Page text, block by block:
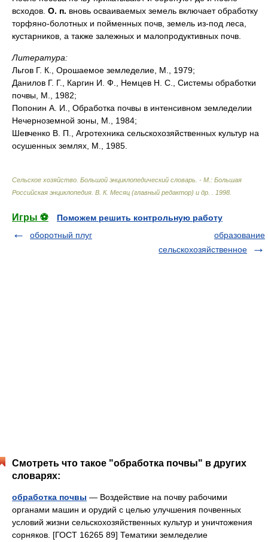
всходов. О. п. вновь осваиваемых земель включает обработку
торфяно-болотных и пойменных почв, земель из-под леса,
кустарников, а также залежных и малопродуктивных почв.
Литература:
Льгов Г. К., Орошаемое земледелие, М., 1979;
Данилов Г. Г., Каргин И. Ф., Немцев Н. С., Системы обработки
почвы, М., 1982;
Попонин А. И., Обработка почвы в интенсивном земледелии
Нечерноземной зоны, М., 1984;
Шевченко В. П., Агротехника сельскохозяйственных культур на
осушенных землях, М., 1985.
Сельское хозяйство. Большой энциклопедический словарь. - М.: Большая
Российская энциклопедия В. К. Месяц (главный редактор) и др. 1998
Игры ⚽
Поможем решить контрольную работу
оборотный плуг
образование
сельскохозяйственное
Смотреть что такое "обработка почвы" в других
словарях:
обработка почвы — Воздействие на почву рабочими
органами машин и орудий с целью улучшения почвенных
условий жизни сельскохозяйственных культур и уничтожения
сорняков. [ГОСТ 16265 89] Тематики земледелие